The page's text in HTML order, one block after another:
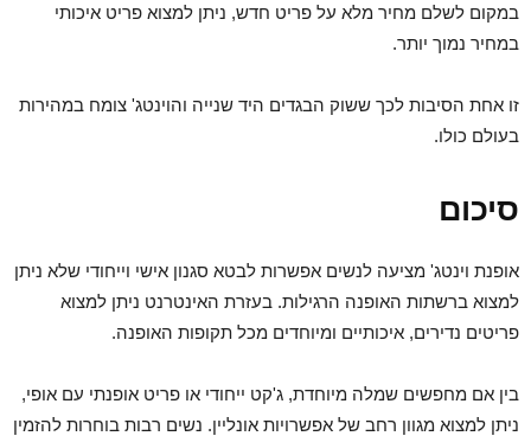
במקום לשלם מחיר מלא על פריט חדש, ניתן למצוא פריט איכותי
במחיר נמוך יותר.
זו אחת הסיבות לכך ששוק הבגדים היד שנייה והוינטג' צומח במהירות
בעולם כולו.
סיכום
אופנת וינטג' מציעה לנשים אפשרות לבטא סגנון אישי וייחודי שלא ניתן
למצוא ברשתות האופנה הרגילות. בעזרת האינטרנט ניתן למצוא
פריטים נדירים, איכותיים ומיוחדים מכל תקופות האופנה.
בין אם מחפשים שמלה מיוחדת, ג'קט ייחודי או פריט אופנתי עם אופי,
ניתן למצוא מגוון רחב של אפשרויות אונליין. נשים רבות בוחרות להזמין